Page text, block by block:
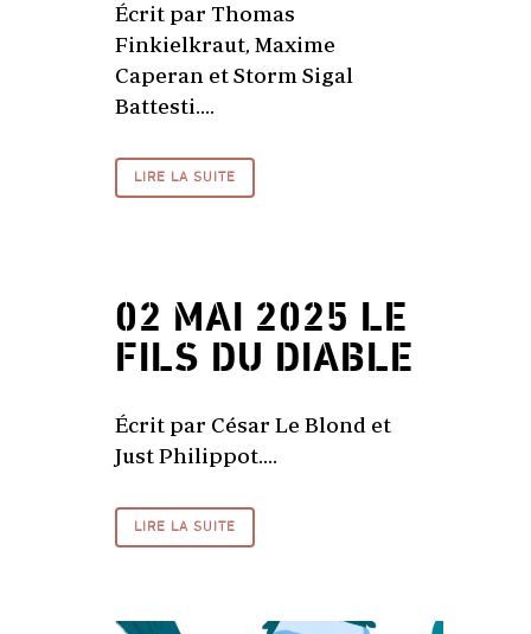
Écrit par Thomas
Finkielkraut, Maxime
Caperan et Storm Sigal
Battesti....
LIRE LA SUITE
02 MAI 2025 LE
FILS DU DIABLE
Écrit par César Le Blond et
Just Philippot....
LIRE LA SUITE